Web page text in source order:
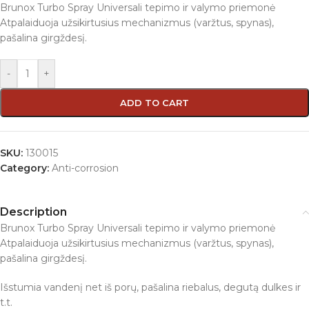
Brunox Turbo Spray Universali tepimo ir valymo priemonė
Atpalaiduoja užsikirtusius mechanizmus (varžtus, spynas),
pašalina girgždesį.
- +
ADD TO CART
SKU: 130015
Category: Anti-corrosion
Description
Brunox Turbo Spray Universali tepimo ir valymo priemonė
Atpalaiduoja užsikirtusius mechanizmus (varžtus, spynas),
pašalina girgždesį.
Išstumia vandenį net iš porų, pašalina riebalus, degutą dulkes ir
t.t.